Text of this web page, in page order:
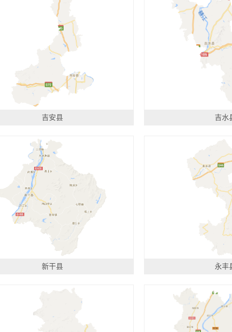
吉安县 吉水
新干县 永丰